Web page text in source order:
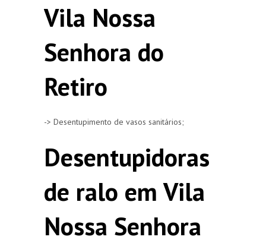
Vila Nossa
Senhora do
Retiro
-> Desentupimento de vasos sanitários;
Desentupidoras
de ralo em Vila
Nossa Senhora